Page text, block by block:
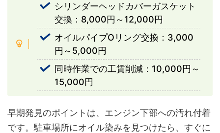
シリンダーヘッドカバーガスケット
交換：8,000円～12,000円
オイルパイプOリング交換：3,000
円～5,000円
同時作業での工賃削減：10,000円～
15,000円
早期発見のポイントは、エンジン下部への汚れ付着
です。駐車場所にオイル染みを見つけたら、すぐに